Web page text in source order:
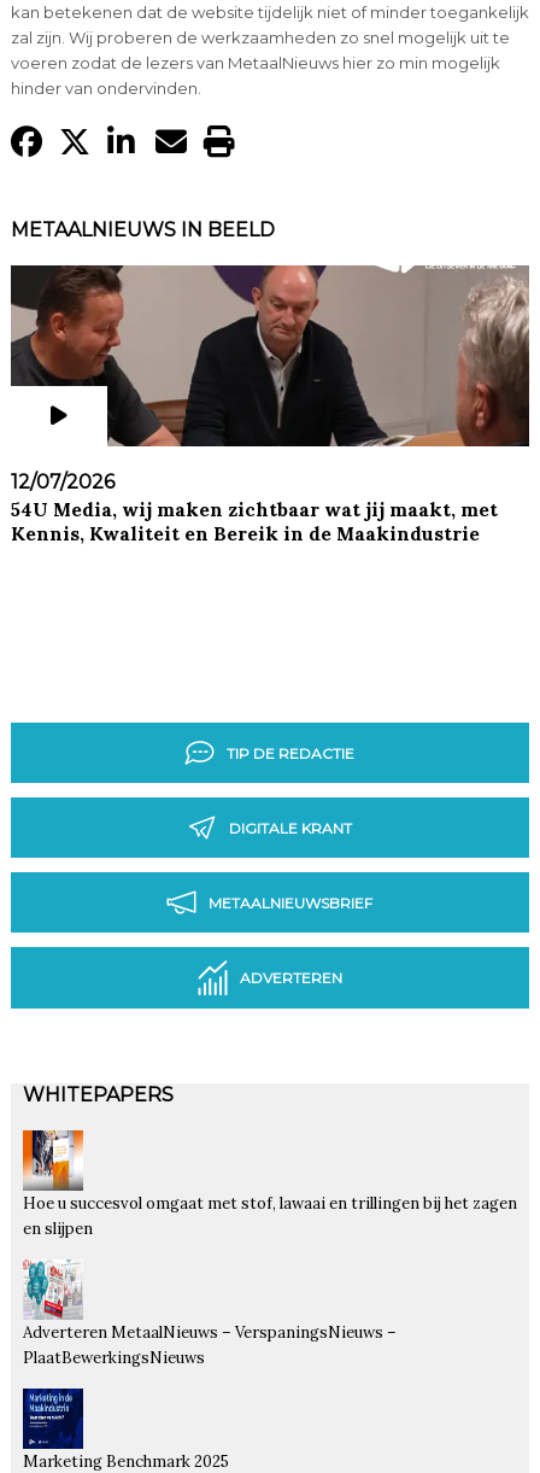
kan betekenen dat de website tijdelijk niet of minder toegankelijk
zal zijn. Wij proberen de werkzaamheden zo snel mogelijk uit te
voeren zodat de lezers van MetaalNieuws hier zo min mogelijk
hinder van ondervinden.
METAALNIEUWS IN BEELD
12/07/2026
54U Media, wij maken zichtbaar wat jij maakt, met
Kennis, Kwaliteit en Bereik in de Maakindustrie
TIP DE REDACTIE
DIGITALE KRANT
METAALNIEUWSBRIEF
ADVERTEREN
WHITEPAPERS
Hoe u succesvol omgaat met stof, lawaai en trillingen bij het zagen
en slijpen
Adverteren MetaalNieuws – VerspaningsNieuws –
PlaatBewerkingsNieuws
Marketing Benchmark 2025